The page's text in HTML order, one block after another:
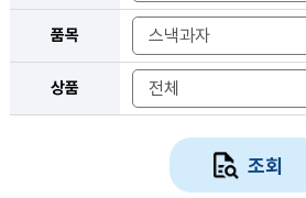
품목
상품
조회